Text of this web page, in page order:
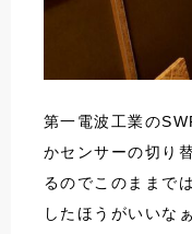
第一電波工業の
かセンサーの切り
るのでこのままで
したほうがいいな